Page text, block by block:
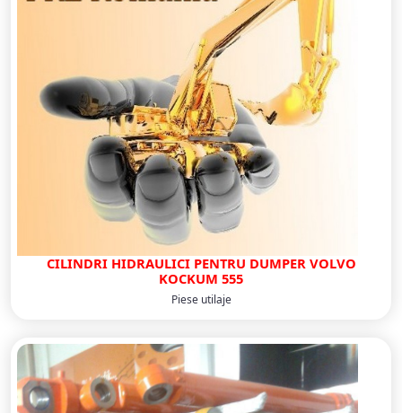
CILINDRI HIDRAULICI PENTRU DUMPER VOLVO
KOCKUM 555
Piese utilaje